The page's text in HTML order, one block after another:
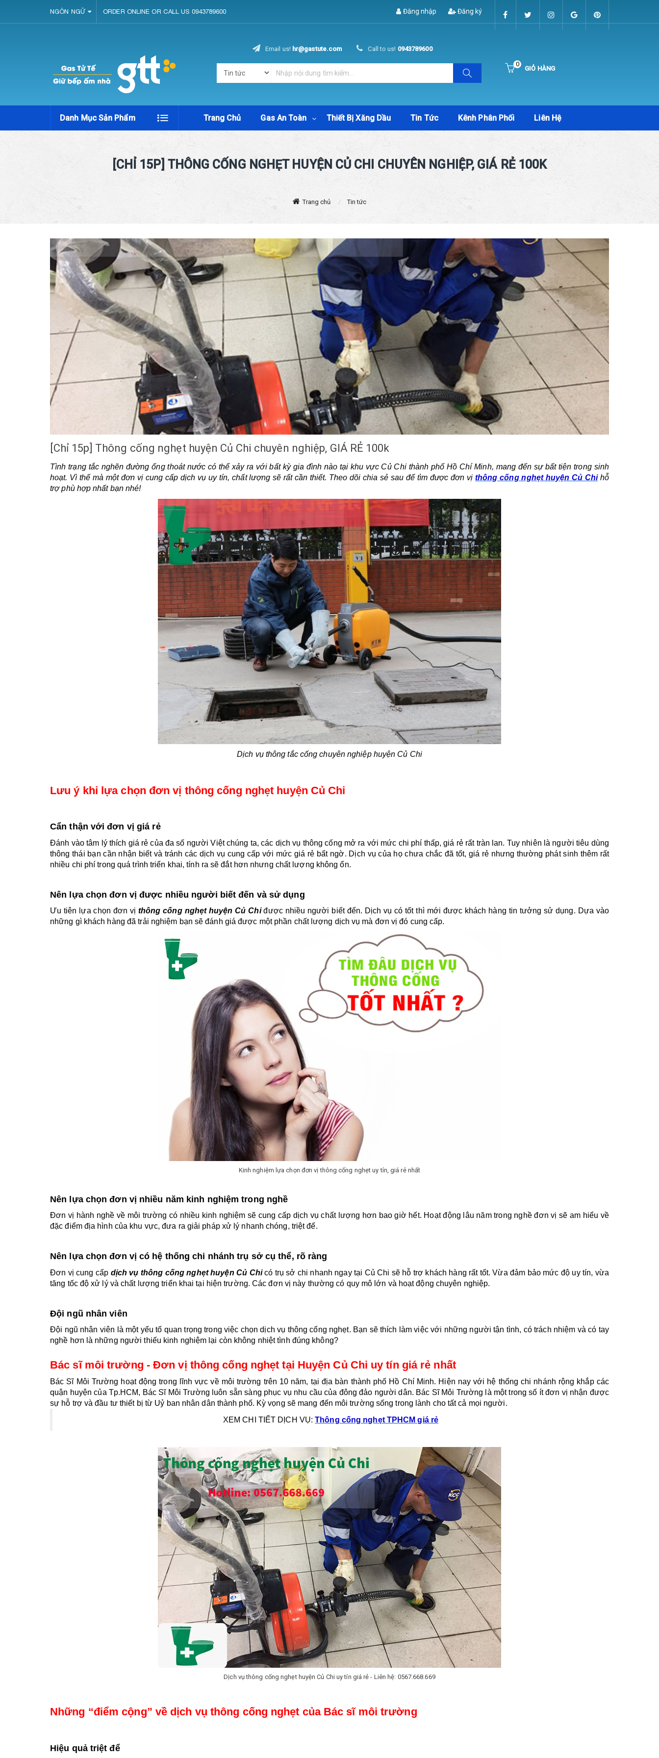
NGÔN NGỮ ORDER ONLINE OR CALL US 0943789600 Đăng nhập Đăng ký
Email us! hr@gastute.com Call to us! 0943789600
GIỎ HÀNG
0
Danh Mục Sản Phẩm Trang Chủ Gas An Toàn Thiết Bị Xăng Dầu Tin Tức Kênh Phân Phối Liên Hệ
[CHỈ 15P] THÔNG CỐNG NGHẸT HUYỆN CỦ CHI CHUYÊN NGHIỆP, GIÁ RẺ 100K
Trang chủ Tin tức
[Chỉ 15p] Thông cống nghẹt huyện Củ Chi chuyên nghiệp, GIÁ RẺ 100k
Tình trạng tắc nghẽn đường ống thoát nước có thể xảy ra với bất kỳ gia đình nào tại khu vực Củ Chi thành phố Hồ Chí Minh, mang đến sự bất tiện trong sinh
hoạt. Vì thế mà một đơn vị cung cấp dịch vụ uy tín, chất lượng sẽ rất cần thiết. Theo dõi chia sẻ sau để tìm được đơn vị thông cống nghẹt huyện Củ Chi hỗ
trợ phù hợp nhất bạn nhé!
Dịch vụ thông tắc cống chuyên nghiệp huyện Củ Chi
Lưu ý khi lựa chọn đơn vị thông cống nghẹt huyện Củ Chi
Cẩn thận với đơn vị giá rẻ
Đánh vào tâm lý thích giá rẻ của đa số người Việt chúng ta, các dịch vụ thông cống mở ra với mức chi phí thấp, giá rẻ rất tràn lan. Tuy nhiên là người tiêu dùng
thông thái bạn cần nhận biết và tránh các dịch vụ cung cấp với mức giá rẻ bất ngờ. Dịch vụ của họ chưa chắc đã tốt, giá rẻ nhưng thường phát sinh thêm rất
nhiều chi phí trong quá trình triển khai, tính ra sẽ đắt hơn nhưng chất lượng không ổn.
Nên lựa chọn đơn vị được nhiều người biết đến và sử dụng
Ưu tiên lựa chọn đơn vị thông cống nghẹt huyện Củ Chi được nhiều người biết đến. Dịch vụ có tốt thì mới được khách hàng tin tưởng sử dụng. Dựa vào
những gì khách hàng đã trải nghiệm bạn sẽ đánh giá được một phần chất lượng dịch vụ mà đơn vị đó cung cấp.
Kinh nghiệm lựa chọn đơn vị thông cống nghẹt uy tín, giá rẻ nhất
Nên lựa chọn đơn vị nhiều năm kinh nghiệm trong nghề
Đơn vị hành nghề về môi trường có nhiều kinh nghiệm sẽ cung cấp dịch vụ chất lượng hơn bao giờ hết. Hoạt động lâu năm trong nghề đơn vị sẽ am hiểu về
đặc điểm địa hình của khu vực, đưa ra giải pháp xử lý nhanh chóng, triệt để.
Nên lựa chọn đơn vị có hệ thống chi nhánh trụ sở cụ thể, rõ ràng
Đơn vị cung cấp dịch vụ thông cống nghẹt huyện Củ Chi có trụ sở chi nhanh ngay tại Củ Chi sẽ hỗ trợ khách hàng rất tốt. Vừa đảm bảo mức độ uy tín, vừa
tăng tốc độ xử lý và chất lượng triển khai tại hiện trường. Các đơn vị này thường có quy mô lớn và hoạt động chuyên nghiệp.
Đội ngũ nhân viên
Đội ngũ nhân viên là một yếu tố quan trọng trong việc chọn dịch vụ thông cống nghẹt. Bạn sẽ thích làm việc với những người tận tình, có trách nhiệm và có tay
nghề hơn là những người thiếu kinh nghiệm lại còn không nhiệt tình đúng không?
Bác sĩ môi trường - Đơn vị thông cống nghẹt tại Huyện Củ Chi uy tín giá rẻ nhất
Bác Sĩ Môi Trường hoạt động trong lĩnh vực về môi trường trên 10 năm, tại địa bàn thành phố Hồ Chí Minh. Hiện nay với hệ thống chi nhánh rộng khắp các
quận huyện của Tp.HCM, Bác Sĩ Môi Trường luôn sẵn sàng phục vụ nhu cầu của đông đảo người dân. Bác Sĩ Môi Trường là một trong số ít đơn vị nhận được
sự hỗ trợ và đầu tư thiết bị từ Uỷ ban nhân dân thành phố. Kỳ vọng sẽ mang đến môi trường sống trong lành cho tất cả mọi người.
XEM CHI TIẾT DỊCH VỤ: Thông cống nghẹt TPHCM giá rẻ
Dịch vụ thông cống nghẹt huyện Củ Chi uy tín giá rẻ - Liên hệ: 0567.668.669
Những “điểm cộng” về dịch vụ thông cống nghẹt của Bác sĩ môi trường
Hiệu quả triệt để